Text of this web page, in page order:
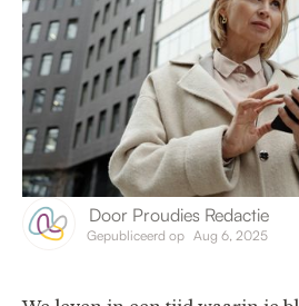
Door Proudies Redactie
Gepubliceerd op Aug 6, 2025